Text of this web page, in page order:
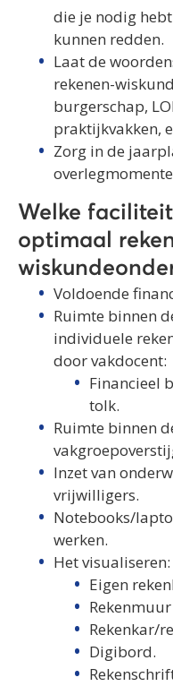
die je nodig
kunnen redden.
Laat de
rekenen-
burgerschap,
praktijkvakken,
Zorg in de
Welke
optimaal
Voldoende
Ruimte binnen
individuele
door vakdocent:
Financieel
tolk.
Ruimte binnen
Inzet van
vrijwilligers.
Notebooks/
werken.
Het visualiseren:
Eigen
Rekenkar/
Digibord.